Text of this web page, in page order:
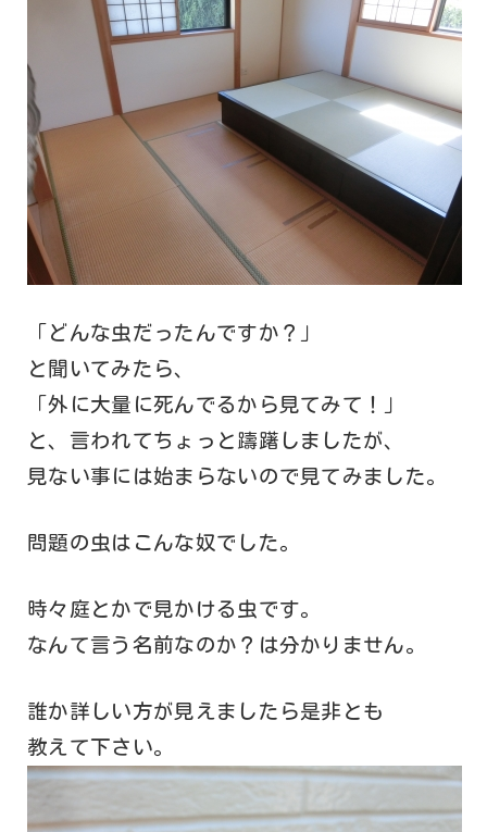
「どんな虫だったんですか？」
と聞いてみたら、
「外に大量に死んでるから見てみて！」
と、言われてちょっと躊躇しましたが、
見ない事には始まらないので見てみました。
問題の虫はこんな奴でした。
時々庭とかで見かける虫です。
なんて言う名前なのか？は分かりません。
誰か詳しい方が見えましたら是非とも
教えて下さい。